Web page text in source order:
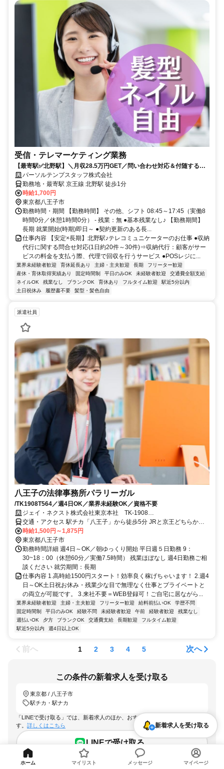
受信・テレマーケティング業務
【最寄駅✅北野駅】＼月収28.5万円GET／問い合わせ対応＆付随する入
力＠北野駅1分
パーソルテンプスタッフ株式会社
勤務地・最寄駅 京王線 北野駅 徒歩1分
時給1,700円
東京都八王子市
勤務時間・期間 【勤務時間】 その他、シフト 08:45～17:45（実働8
時間0分／休憩1時間0分） - 残業：無 ●基本残業なし♪ 【勤務期間】
長期 就業開始(時期)即日～ ●契約更新のある長...
仕事内容 【安定×長期】北野駅♪テレコミュニケーターのお仕事 ●収納
代行に関する問合せ対応(1日約20件～30件)⇒収納代行：顧客がサー
ビスの料金を支払う際、代理で回収を行うサービス ●POSレジに...
業界未経験者歓迎 育休延長あり 主婦・主夫歓迎 長期
フリーター歓迎
産休・育休取得実績あり
固定時間制 平日のみOK 未経験者歓迎
交通費全額支給
ネイルOK
残業なし ブランクOK 育休あり フルタイム歓迎
駅近5分以内
土日祝休み
履歴書不要 髪型・髪色自由
派遣社員
八王子の法律事務所パラリーガル
/TK1908T564／週4日OK／業界未経験OK／資格不要
ジェイ・ネクスト株式会社東京本社 TK-1908
T260528HONT210564
交通・アクセス 駅チカ「八王子」から徒歩5分 JRと京王どちらから
も近いです 付近には飲食店やコンビニもあり 駅付近にはショッピン
グモールもあり通勤便利です
時給1,500円～1,875円
東京都八王子市
勤務時間詳細 週4日～OK／朝ゆっくり開始 平日週５日勤務 9：
30~18：00（休憩60分／実働7.5時間） 残業ほぼなし 週4日勤務ご相
談ください 就労期間：長期
仕事内容 1.高時給1500円スタート！効率良く稼げちゃいます！ 2.週4
日～OK土日祝お休み・残業少な目で無理なく仕事とプライベートと
の両立が可能です。 3.来社不要＝WEB登録可！ご自宅に居ながら...
業界未経験者歓迎 主婦・主夫歓迎 フリーター歓迎 給料前払いOK
学歴不問
固定時間制
平日のみOK 経験不問 未経験者歓迎 午前 経験者歓迎
残業なし
週払いOK
夕方 ブランクOK 交通費支給 長期歓迎
フルタイム歓迎
駅近5分以内
週4日以上OK
前へ 1 2 3 4 5 次へ
この条件の新着求人を受け取る
東京都 / 八王子市
駅チカ・駅ナカ
「LINEで受け取る」では、新着求人のほか、おすすめ情報なども配信しま
す。 詳しくはこちら
LINEで受け取る
新着求人を受け取る
ホーム マイリスト メッセージ マイページ